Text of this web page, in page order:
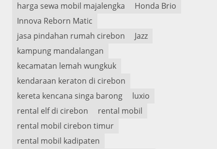
harga sewa mobil majalengka
Honda Brio
Innova Reborn Matic
jasa pindahan rumah cirebon
Jazz
kampung mandalangan
kecamatan lemah wungkuk
kendaraan keraton di cirebon
kereta kencana singa barong
luxio
rental elf di cirebon
rental mobil
rental mobil cirebon timur
rental mobil kadipaten